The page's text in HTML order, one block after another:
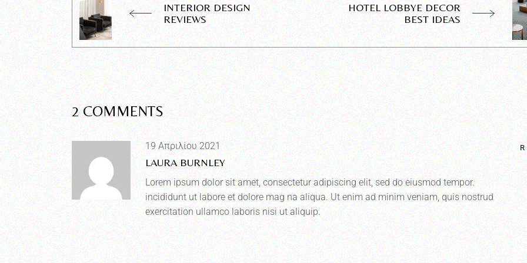
INTERIOR DESIGN
REVIEWS
HOTEL LOBBYE DECOR
BEST IDEAS
2 COMMENTS
19 Απριλίου 2021
LAURA BURNLEY
Lorem ipsum dolor sit amet, consectetur adipiscing elit, sed do eiusmod tempor.
incididunt ut labore et dolore mag na aliqua. Ut enim ad minim veniam, quis nostrud
exercitation ullamco laboris nisi ut aliquip.